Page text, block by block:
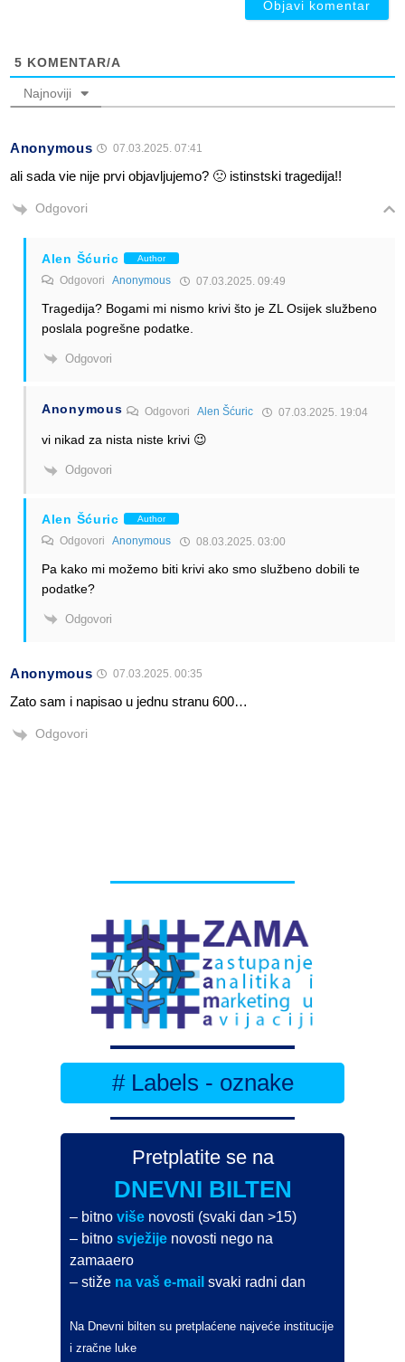
5 KOMENTAR/A
Najnoviji
Anonymous 07.03.2025. 07:41
ali sada vie nije prvi objavljujemo? 🙁 istinstski tragedija!!
Odgovori
Alen Šćuric Author
Odgovori Anonymous 07.03.2025. 09:49
Tragedija? Bogami mi nismo krivi što je ZL Osijek službeno
poslala pogrešne podatke.
Odgovori
Anonymous OdgovoriAlen Šćuric 07.03.2025. 19:04
vi nikad za nista niste krivi 😉
Odgovori
Alen Šćuric Author
Odgovori Anonymous 08.03.2025. 03:00
Pa kako mi možemo biti krivi ako smo službeno dobili te
podatke?
Odgovori
Anonymous 07.03.2025. 00:35
Zato sam i napisao u jednu stranu 600…
Odgovori
# Labels - oznake
Pretplatite se na
DNEVNI BILTEN
– bitnoviše novosti (svaki dan >15)
– bitnosvježije novosti nego na
zamaaero
– stiže na vaš e-mail svaki radni dan
Na Dnevni bilten su pretplaćene najveće institucije
i zračne luke